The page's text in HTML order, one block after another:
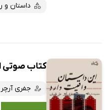
داستان و
کتاب صوتی
جفری آرچر